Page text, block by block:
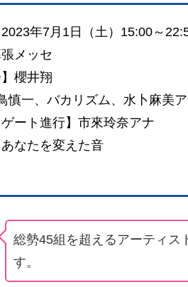
2023年7月1日（土）15:00～
張メッセ
】櫻井翔
慎一、バカリズム、水卜麻美
ゲート進行】市來玲奈アナ
あなたを変えた音
総勢45組を超えるアーティス
す。